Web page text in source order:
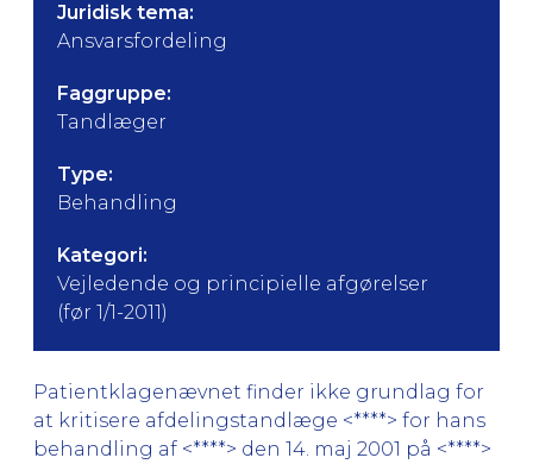
Juridisk tema:
Ansvarsfordeling
Faggruppe:
Tandlæger
Type:
Behandling
Kategori:
Vejledende og principielle afgørelser
(før 1/1-2011)
Patientklagenævnet finder ikke grundlag for
at kritisere afdelingstandlæge <****> for hans
behandling af <****> den 14. maj 2001 på <****>